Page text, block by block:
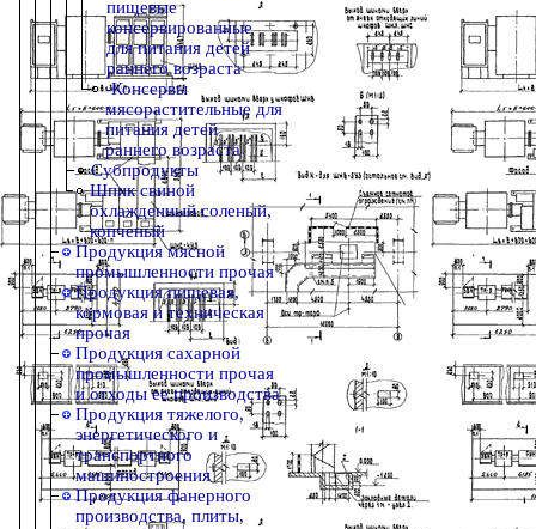
пищевые
консервированные
для питания детей
раннего возраста
-Консервы
мясорастительные для
питания детей
раннего возраста
Субпродукты
Шпик свиной
охлажденный соленый,
копченый
Продукция мясной
промышленности прочая
Продукция пищевая,
кормовая и техническая
прочая
Продукция сахарной
промышленности прочая
и отходы ее производства
Продукция тяжелого,
энергетического и
транспортного
машиностроения
Продукция фанерного
производства, плиты,